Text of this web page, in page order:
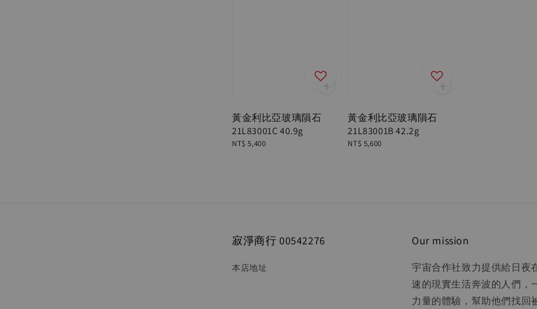
黃金利比亞玻璃隕石
21L83001C 40.9g
Regular
NT$ 5,400
黃金利比亞玻璃隕石
21L83001B 42.2g
Regular
NT$ 5,600
寂淨商行 00542276
本店地址
Our mission
宇宙合作社致力提供給日夜
速的現實生活奔波的人們，
力量的體驗，幫助他們找回